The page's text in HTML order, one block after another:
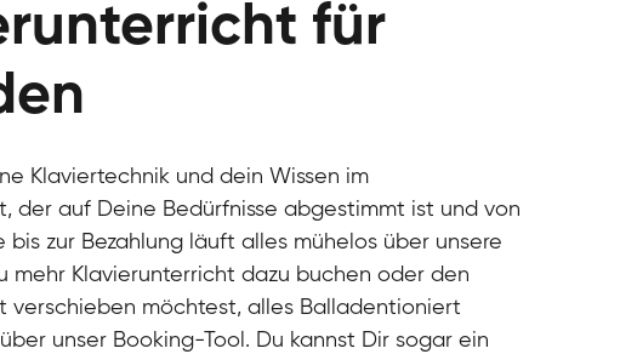
Flügel
für
Klaviertechnik und dein Wissen im
der auf Deine Bedürfnisse abgestimmt ist und von
bis zur Bezahlung läuft alles mühelos über unsere
mehr Klavierunterricht dazu buchen oder den
verschieben möchtest, alles Balladentioniert
unser Booking-Tool. Du kannst Dir sogar ein